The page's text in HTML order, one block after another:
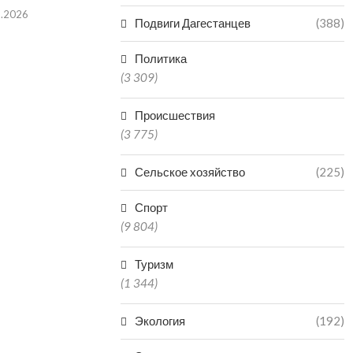
Подвиги Дагестанцев (388)
Политика
(3 309)
Происшествия
(3 775)
Сельское хозяйство (225)
Спорт
(9 804)
Туризм
(1 344)
Экология (192)